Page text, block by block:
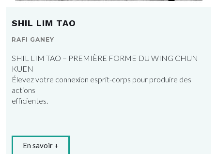
SHIL LIM TAO
RAFI GANEY
SHIL LIM TAO – PREMIÈRE FORME DU WING CHUN
KUEN
Élevez votre connexion esprit-corps pour produire des
actions
efficientes.
En savoir +